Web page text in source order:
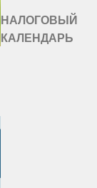
НАЛОГОВЫЙ
КАЛЕНДАРЬ